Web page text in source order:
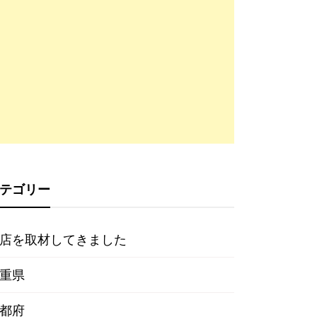
ゴリー
を取材してきました
県
府